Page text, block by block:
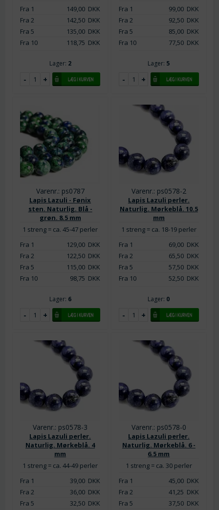
Fra 1
149,00DKK
Fra 2
142,50DKK
Fra 5
135,00DKK
Fra 10
118,75 DKK
Lager: 2
Fra 1
99,00DKK
Fra 2
92,50DKK
Fra 5
85,00DKK
Fra 10
77,50DKK
Lager: 5
Varenr.: ps0787
Lapis Lazuli - Fønix
sten. Naturlig. Blå -
grøn. 8.5 mm
1 streng = ca. 45-47 perler
Fra 1
129,00DKK
Fra 2
122,50DKK
Fra 5
115,00DKK
Fra 10
98,75 DKK
Lager: 6
Varenr.: ps0578-2
Lapis Lazuli perler.
Naturlig. Mørkeblå. 10.5
mm
1 streng = ca. 18-19 perler
Fra 1
69,00DKK
Fra 2
65,50DKK
Fra 5
57,50DKK
Fra 10
52,50DKK
Lager: 0
Varenr.: ps0578-3
Lapis Lazuli perler.
Naturlig. Mørkeblå. 4
mm
1 streng = ca. 44-49 perler
Fra 1
39,00DKK
Fra 2
36,00DKK
Fra 5
32,50DKK
Varenr.: ps0578-0
Lapis Lazuli perler.
Naturlig. Mørkeblå. 6 -
6.5 mm
1 streng = ca. 30 perler
Fra 1
45,00DKK
Fra 2
41,25 DKK
Fra 5
37,50DKK